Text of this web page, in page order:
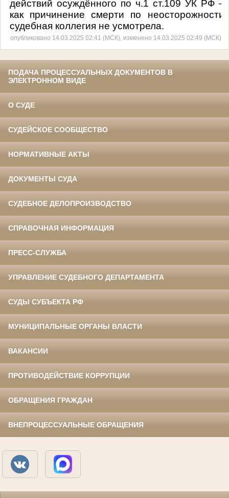
действий осуждённого по ч.1 ст.109 УК РФ –
как причинение смерти по неосторожности
судебная коллегия не усмотрела.
опубликовано 14.03.2025 02:41 (МСК), изменено 14.03.2025 02:49 (МСК)
ПОДАЧА ПРОЦЕССУАЛЬНЫХ ДОКУМЕНТОВ В
ЭЛЕКТРОННОМ ВИДЕ
О СУДЕ
СУДЕЙСКОЕ СООБЩЕСТВО
НОРМАТИВНЫЕ АКТЫ
ДОКУМЕНТЫ СУДА
СУДЕБНОЕ ДЕЛОПРОИЗВОДСТВО
СПРАВОЧНАЯ ИНФОРМАЦИЯ
ПРЕСС-СЛУЖБА
УПРАВЛЕНИЕ СУДЕБНОГО ДЕПАРТАМЕНТА
СУДЫ СУБЪЕКТА РФ
МУНИЦИПАЛЬНЫЕ ОРГАНЫ ВЛАСТИ
ВАКАНСИИ
ПРОТИВОДЕЙСТВИЕ КОРРУПЦИИ
ОБРАЩЕНИЯ ГРАЖДАН
ВНЕПРОЦЕССУАЛЬНЫЕ ОБРАЩЕНИЯ